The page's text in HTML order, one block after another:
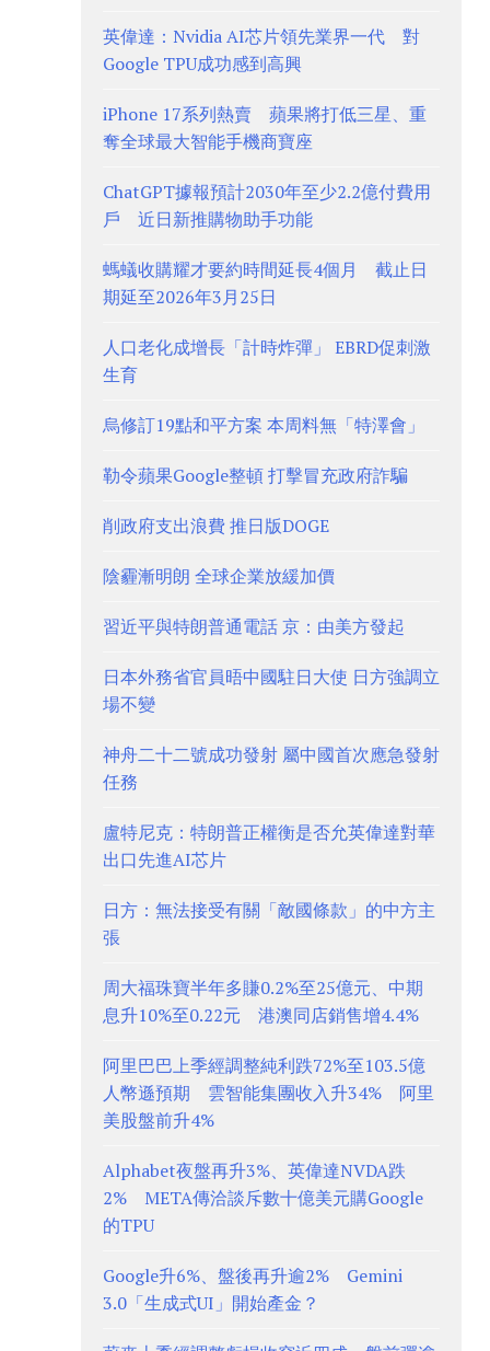
英偉達：Nvidia AI芯片領先業界一代 對
Google TPU成功感到高興
iPhone 17系列熱賣 蘋果將打低三星、重
奪全球最大智能手機商寶座
ChatGPT據報預計2030年至少2.2億付費用
戶 近日新推購物助手功能
螞蟻收購耀才要約時間延長4個月 截止日
期延至2026年3月25日
人口老化成增長「計時炸彈」 EBRD促刺激
生育
烏修訂19點和平方案 本周料無「特澤會」
勒令蘋果Google整頓 打擊冒充政府詐騙
削政府支出浪費 推日版DOGE
陰霾漸明朗 全球企業放緩加價
習近平與特朗普通電話 京：由美方發起
日本外務省官員晤中國駐日大使 日方強調立
場不變
神舟二十二號成功發射 屬中國首次應急發射
任務
盧特尼克：特朗普正權衡是否允英偉達對華
出口先進AI芯片
日方：無法接受有關「敵國條款」的中方主
張
周大福珠寶半年多賺0.2%至25億元、中期
息升10%至0.22元 港澳同店銷售增4.4%
阿里巴巴上季經調整純利跌72%至103.5億
人幣遜預期 雲智能集團收入升34% 阿里
美股盤前升4%
Alphabet夜盤再升3%、英偉達NVDA跌
2% META傳洽談斥數十億美元購Google
的TPU
Google升6%、盤後再升逾2% Gemini
3.0「生成式UI」開始產金？